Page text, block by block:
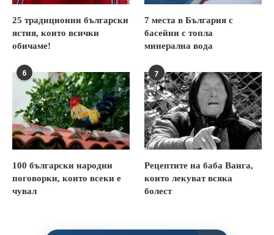
25 традиционни български
ястия, които всички
обичаме!
7 места в България с
басейни с топла
минерална вода
6
100 български народни
поговорки, които всеки е
чувал
7
Рецептите на баба Ванга,
които лекуват всяка
болест